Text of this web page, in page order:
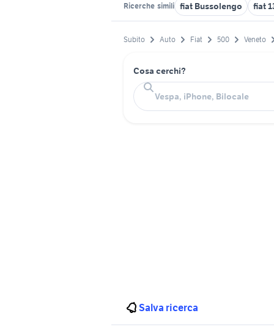
Ricerche simili fiat Bussolengo fiat
Subito Auto Fiat 500 Veneto
Cosa cerchi?
Salva ricerca